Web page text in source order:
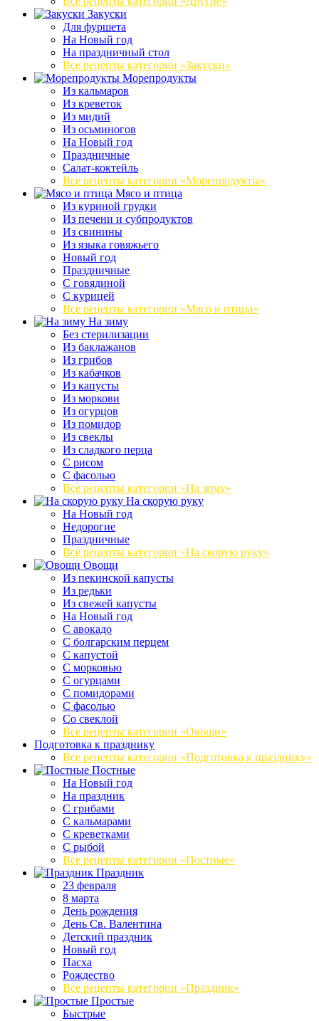
Закуски
Для фуршета
На Новый год
На праздничный стол
Все рецепты категории «Закуски»
Морепродукты
Из кальмаров
Из креветок
Из мидий
Из осьминогов
На Новый год
Праздничные
Салат-коктейль
Все рецепты категории «Морепродукты»
Мясо и птица
Из куриной грудки
Из печени и субпродуктов
Из свинины
Из языка говяжьего
Новый год
Праздничные
С говядиной
С курицей
Все рецепты категории «Мясо и птица»
На зиму
Без стерилизации
Из баклажанов
Из грибов
Из кабачков
Из капусты
Из моркови
Из огурцов
Из помидор
Из свеклы
Из сладкого перца
С рисом
С фасолью
Все рецепты категории «На зиму»
На скорую руку
На Новый год
Недорогие
Праздничные
Все рецепты категории «На скорую руку»
Овощи
Из пекинской капусты
Из редьки
Из свежей капусты
На Новый год
С авокадо
С болгарским перцем
С капустой
С морковью
С огурцами
С помидорами
С фасолью
Со свеклой
Все рецепты категории «Овощи»
Подготовка к празднику
Все рецепты категории «Подготовка к празднику»
Постные
На Новый год
На праздник
С грибами
С кальмарами
С креветками
С рыбой
Все рецепты категории «Постные»
Праздник
23 февраля
8 марта
День рождения
День Св. Валентина
Детский праздник
Новый год
Пасха
Рождество
Все рецепты категории «Праздник»
Простые
Быстрые